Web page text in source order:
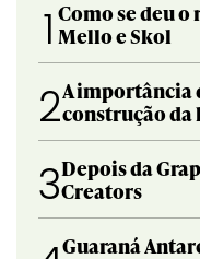
1 Como se deu
Mello e Skol
2A importância
construção da
3Depois da
Creators
Guaraná